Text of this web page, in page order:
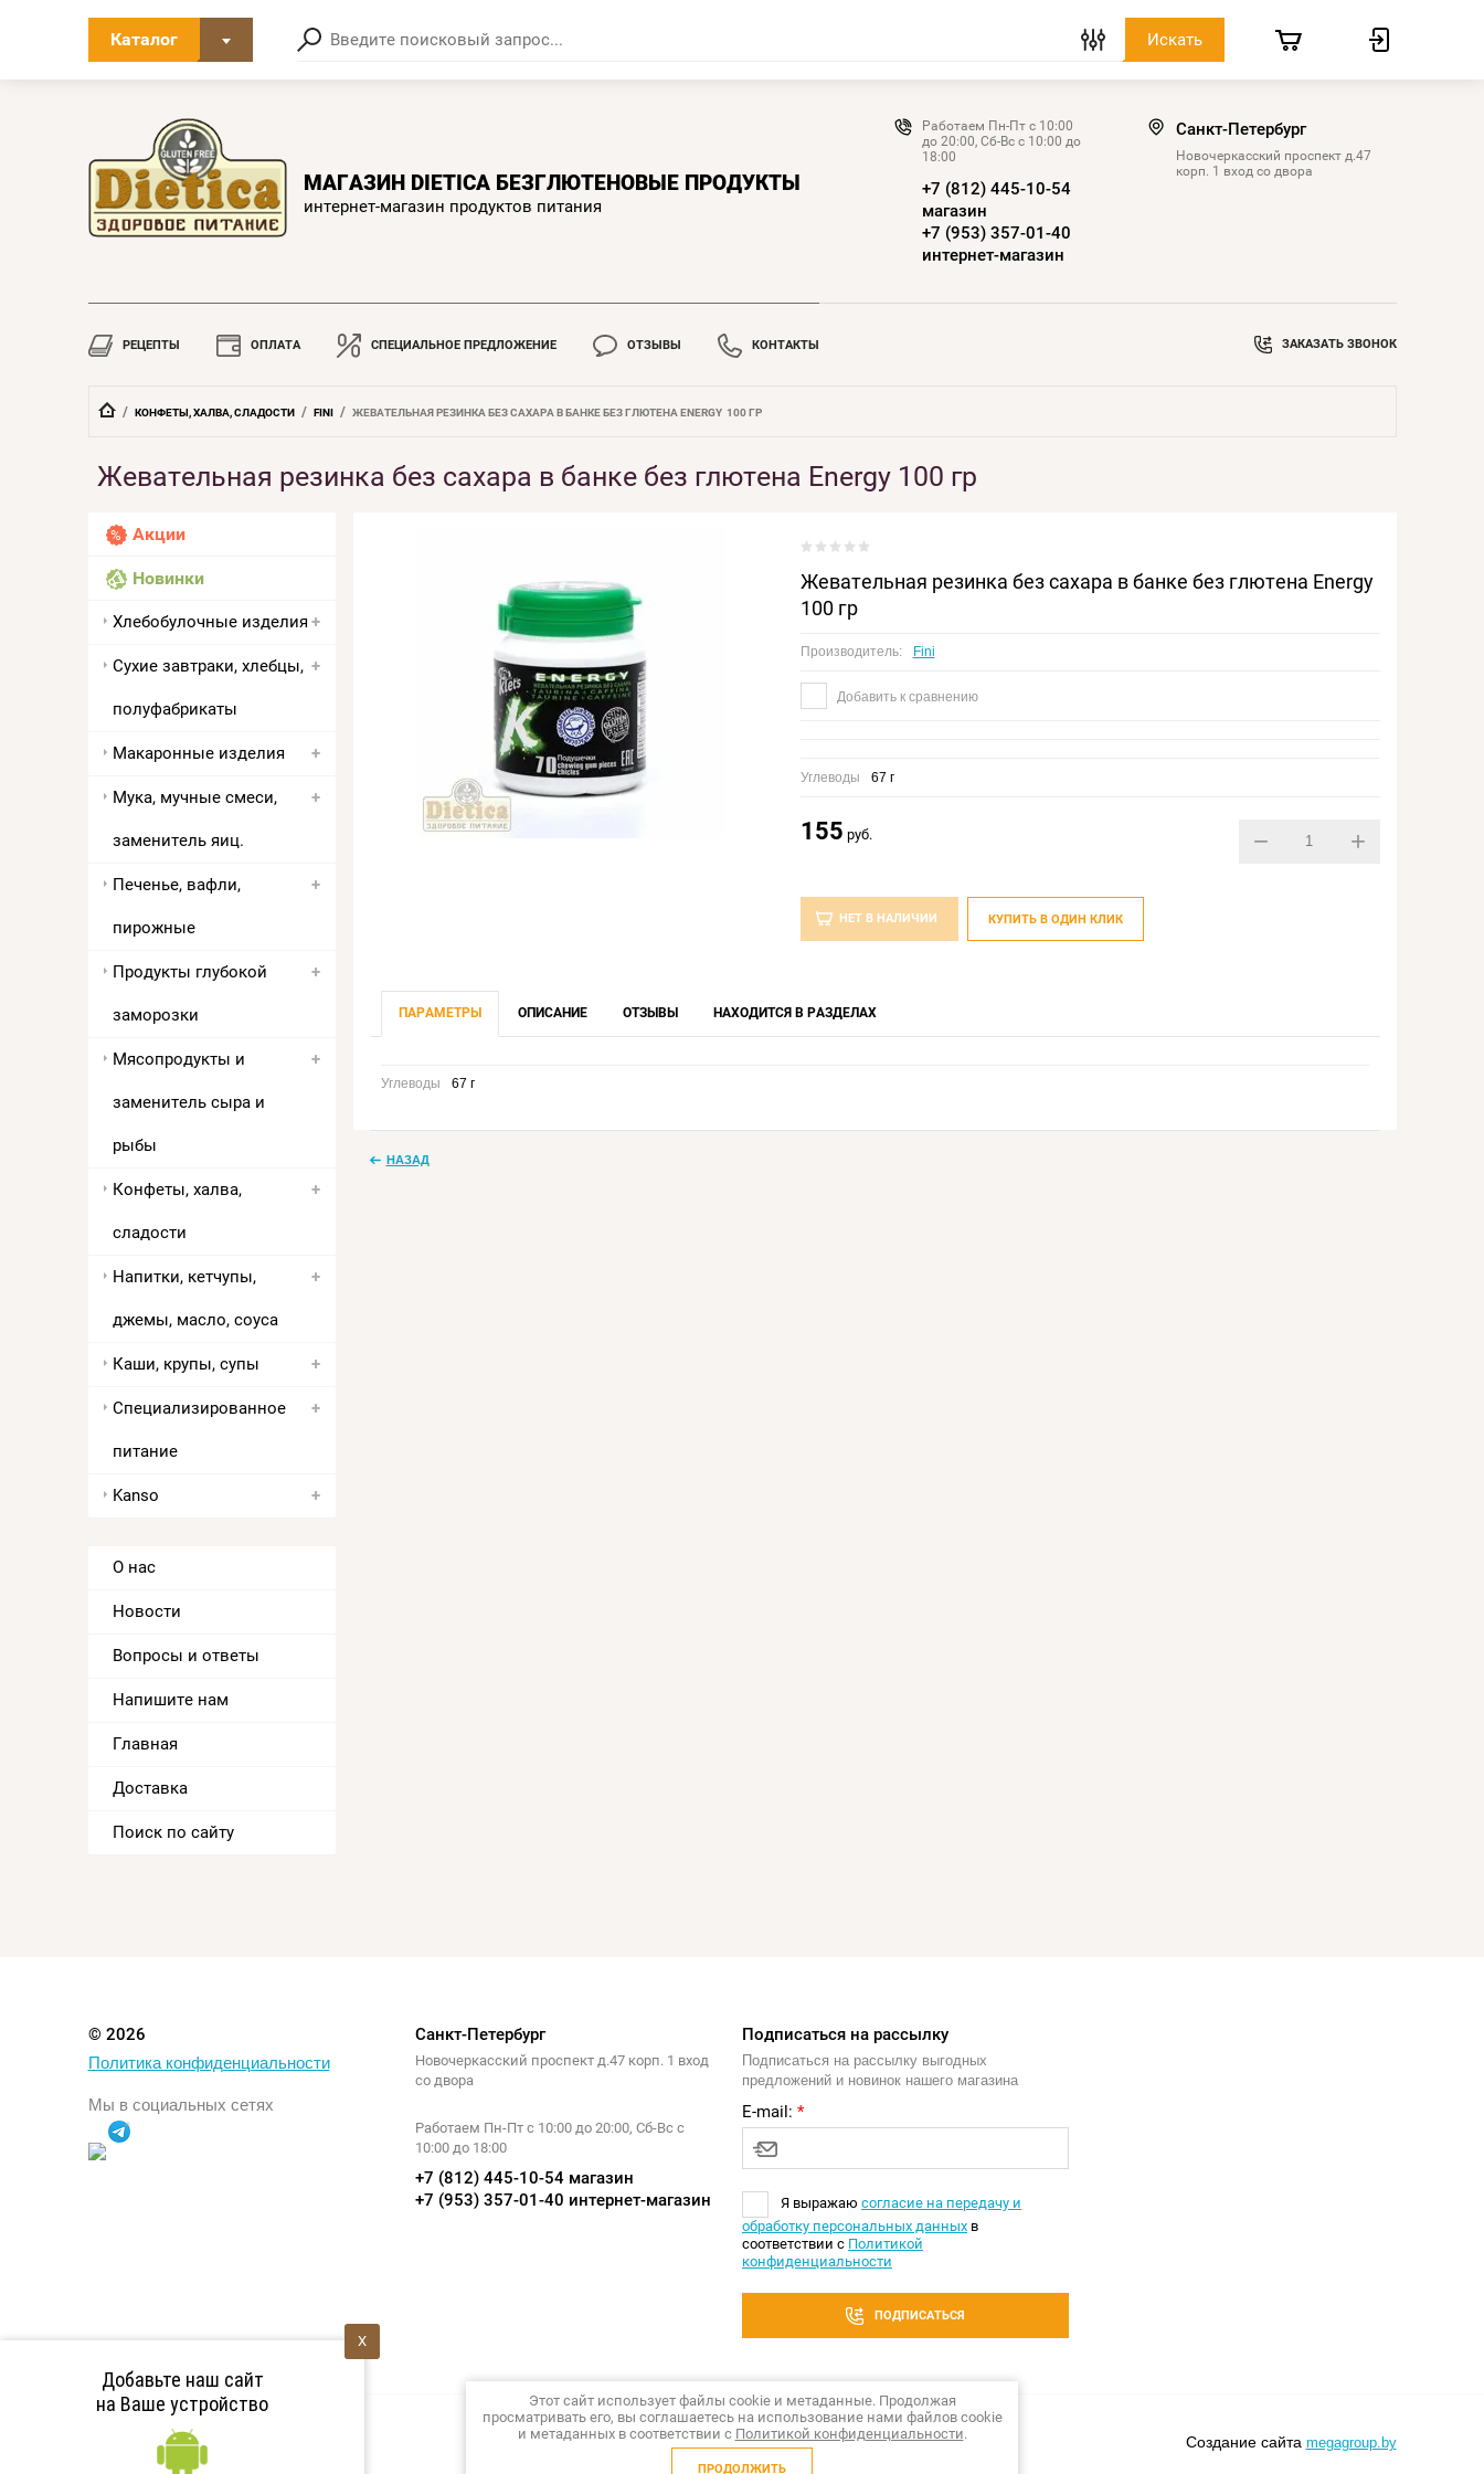
Каталог
МАГАЗИН DIETICA БЕЗГЛЮТЕНОВЫЕ ПРОДУКТЫ
интернет-магазин продуктов питания
Работаем Пн-Пт с 10:00
до 20:00, Сб-Вс с 10:00 до
18:00
+7 (812) 445-10-54
магазин
+7 (953) 357-01-40
интернет-магазин
Санкт-Петербург
Новочеркасский проспект д.47
корп. 1 вход со двора
РЕЦЕПТЫ ОПЛАТА СПЕЦИАЛЬНОЕ ПРЕДЛОЖЕНИЕ ОТЗЫВЫ КОНТАКТЫ ЗАКАЗАТЬ ЗВОНОК
  /
КОНФЕТЫ, ХАЛВА, СЛАДОСТИ
  /
FINI
  /
ЖЕВАТЕЛЬНАЯ РЕЗИНКА БЕЗ САХАРА В БАНКЕ БЕЗ ГЛЮТЕНА ENERGY  100 ГР
Жевательная резинка без сахара в банке без глютена Energy 100 гр
Акции
Новинки
Хлебобулочные изделия
Сухие завтраки, хлебцы,
полуфабрикаты
Макаронные изделия
Мука, мучные смеси,
заменитель яиц.
Печенье, вафли,
пирожные
Продукты глубокой
заморозки
Мясопродукты и
заменитель сыра и
рыбы
Конфеты, халва,
сладости
Напитки, кетчупы,
джемы, масло, соуса
Каши, крупы, супы
Специализированное
питание
Kanso
О нас
Новости
Вопросы и ответы
Напишите нам
Главная
Доставка
Поиск по сайту
Жевательная резинка без сахара в банке без глютена Energy
100 гр
Производитель: Fini
Добавить к сравнению
Углеводы 67 г
155 руб. − +
НЕТ В НАЛИЧИИ КУПИТЬ В ОДИН КЛИК
ПАРАМЕТРЫ ОПИСАНИЕ ОТЗЫВЫ НАХОДИТСЯ В РАЗДЕЛАХ
Углеводы 67 г
НАЗАД
© 2026
Политика конфиденциальности
Мы в социальных сетях
Санкт-Петербург
Новочеркасский проспект д.47 корп. 1 вход
со двора
Работаем Пн-Пт с 10:00 до 20:00, Сб-Вс с
10:00 до 18:00
+7 (812) 445-10-54 магазин
+7 (953) 357-01-40 интернет-магазин
Подписаться на рассылку
Подписаться на рассылку выгодных
предложений и новинок нашего магазина
E-mail: *
Я выражаю согласие на передачу и
обработку персональных данных в
соответствии с Политикой
конфиденциальности
ПОДПИСАТЬСЯ
Создание сайта megagroup.by
Этот сайт использует файлы cookie и метаданные. Продолжая
просматривать его, вы соглашаетесь на использование нами файлов cookie
и метаданных в соответствии с Политикой конфиденциальности.
ПРОДОЛЖИТЬ
X
Добавьте наш сайт
на Ваше устройство